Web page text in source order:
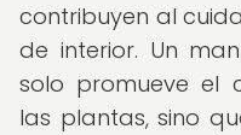
contribuyen al
de interior. Un
solo promueve el
las plantas, sino